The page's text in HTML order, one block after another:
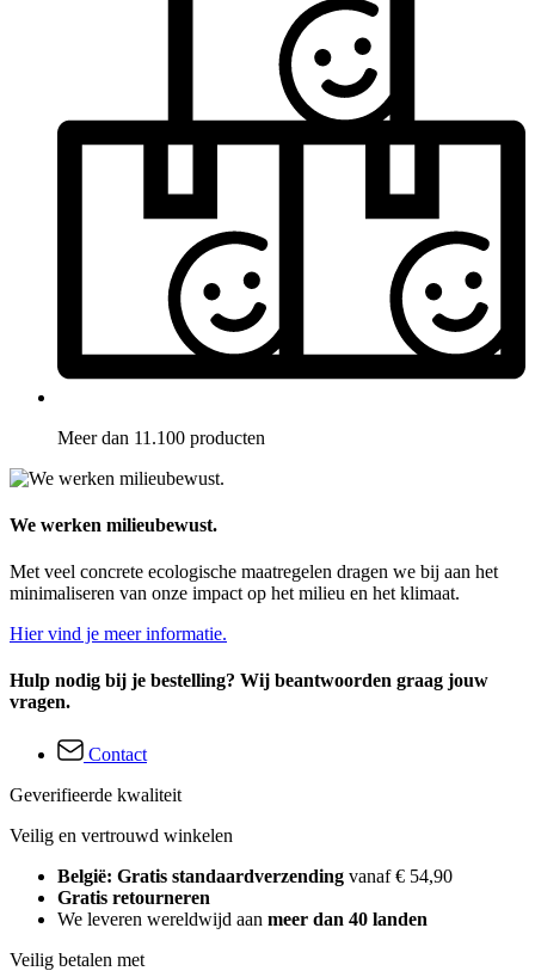
Meer dan 11.100 producten
We werken milieubewust.
Met veel concrete ecologische maatregelen dragen we bij aan het
minimaliseren van onze impact op het milieu en het klimaat.
Hier vind je meer informatie.
Hulp nodig bij je bestelling? Wij beantwoorden graag jouw
vragen.
Contact
Geverifieerde kwaliteit
Veilig en vertrouwd winkelen
België: Gratis standaardverzending vanaf € 54,90
Gratis retourneren
We leveren wereldwijd aan meer dan 40 landen
Veilig betalen met